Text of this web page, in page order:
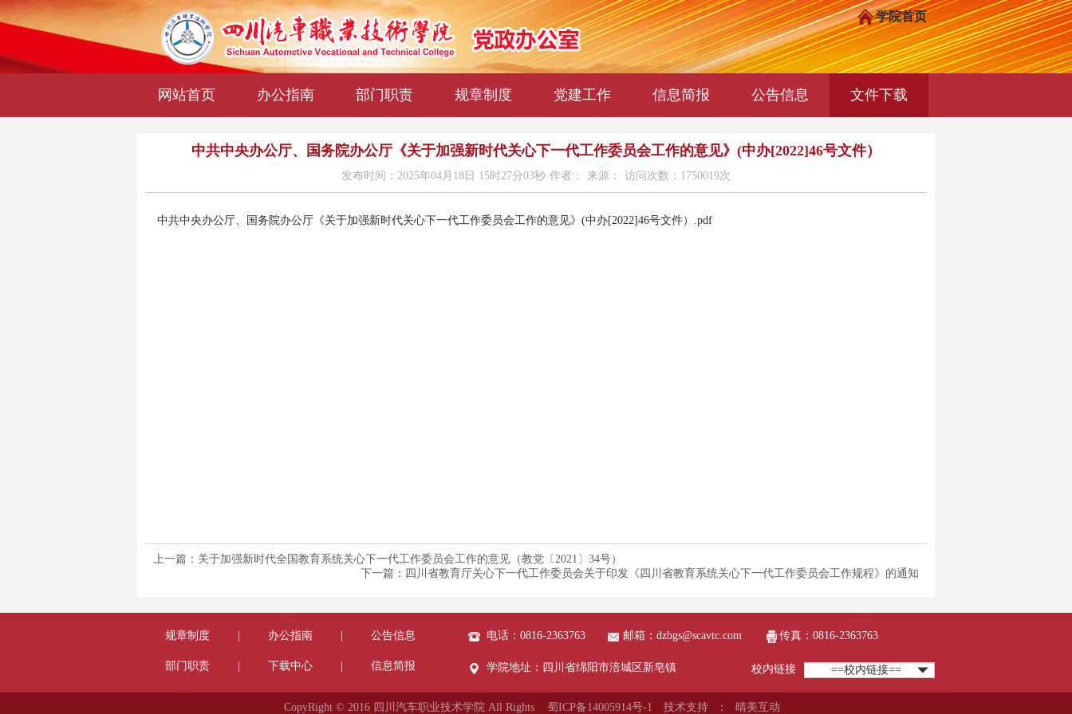
学院首页
网站首页 办公指南 部门职责 规章制度 党建工作 信息简报 公告信息 文件下载
中共中央办公厅、国务院办公厅《关于加强新时代关心下一代工作委员会工作的意见》(中办[2022]46号文件）
发布时间：2025年04月18日 15时27分03秒 作者： 来源： 访问次数：1750019次
中共中央办公厅、国务院办公厅《关于加强新时代关心下一代工作委员会工作的意见》(中办[2022]46号文件）.pdf
上一篇：关于加强新时代全国教育系统关心下一代工作委员会工作的意见（教党〔2021〕34号）
下一篇：四川省教育厅关心下一代工作委员会关于印发《四川省教育系统关心下一代工作委员会工作规程》的通知
规章制度 办公指南 公告信息
部门职责 下载中心 信息简报
电话：0816-2363763 邮箱：dzbgs@scavtc.com 传真：0816-2363763
学院地址：四川省绵阳市涪城区新皂镇 校内链接 ==校内链接==
CopyRight © 2016 四川汽车职业技术学院 All Rights 蜀ICP备14005914号-1 技术支持 ： 晴美互动